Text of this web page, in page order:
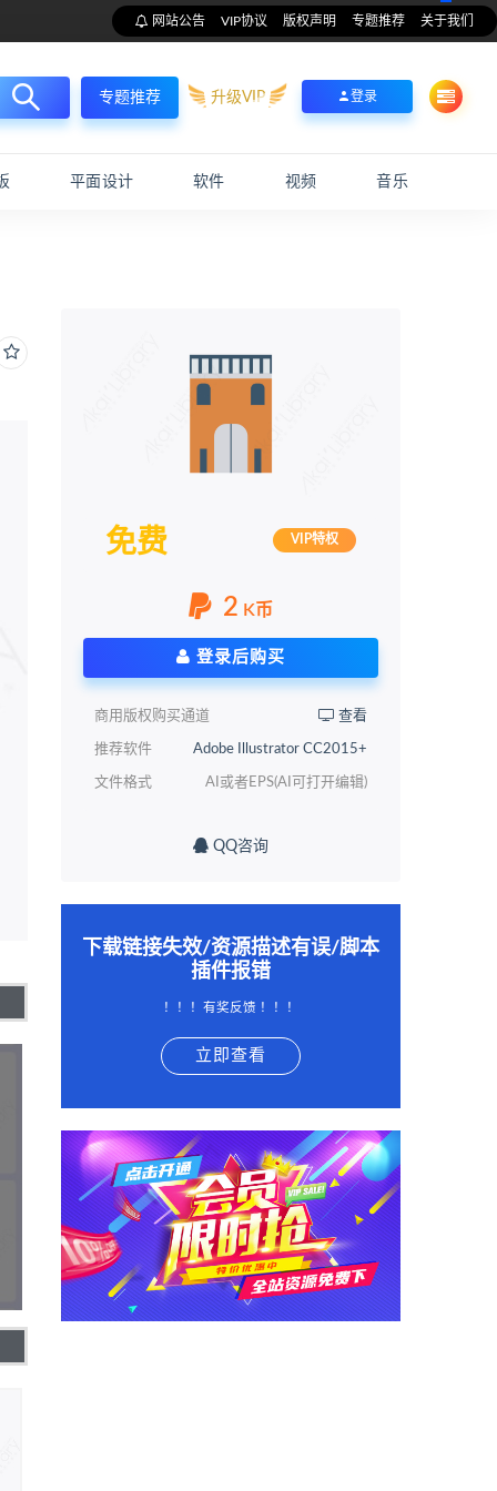
网站公告 VIP协议 版权声明 专题推荐 关于我们
专题推荐 升级VIP 登录
平面设计 软件 视频 音乐
免费 VIP特权
2 K币
登录后购买
商用版权购买通道 查看
推荐软件 Adobe Illustrator CC2015+
文件格式 AI或者EPS(AI可打开编辑)
QQ咨询
下载链接失效/资源描述有误/脚本
插件报错
！！！有奖反馈 ！！！
立即查看